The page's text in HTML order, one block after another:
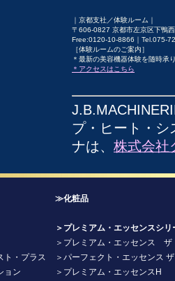
｜京都支社／体験ルーム｜
〒606-0827 京都市左京区下鴨
Free:0120-10-8866｜Tel.075-
［体験ルームのご案内］
＊最新の美容機器体験を随時承
＊アクセスはこちら
プ・ヒート・
ナは、 株式会社
ト・プラス
ョン
≫化粧品
＞プレミアム・エッセンスシリ
＞プレミアム・エッセンス ザ
＞パーフェクト・エッセンス
＞プレミアム・エッセンスH